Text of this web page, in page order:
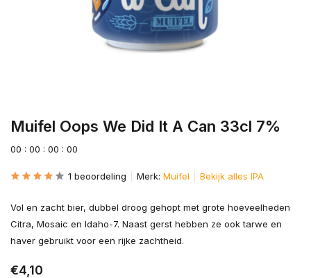
Muifel Oops We Did It A Can 33cl 7%
00 : 00 : 00 : 00
1 beoordeling Merk: Muifel Bekijk alles IPA
Vol en zacht bier, dubbel droog gehopt met grote hoeveelheden
Citra, Mosaic en Idaho-7. Naast gerst hebben ze ook tarwe en
haver gebruikt voor een rijke zachtheid.
€4,10